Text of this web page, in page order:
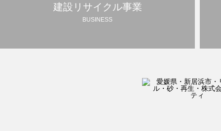
建設リサイクル事業
BUSINESS